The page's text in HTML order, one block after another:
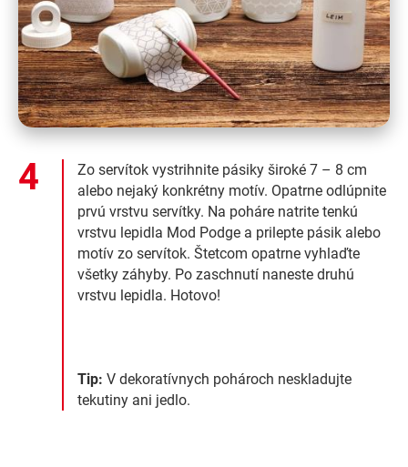
Zo servítok vystrihnite pásiky široké 7 – 8 cm
alebo nejaký konkrétny motív. Opatrne odlúpnite
prvú vrstvu servítky. Na poháre natrite tenkú
vrstvu lepidla Mod Podge a prilepte pásik alebo
motív zo servítok. Štetcom opatrne vyhlaďte
všetky záhyby. Po zaschnutí naneste druhú
vrstvu lepidla. Hotovo!
Tip: V dekoratívnych pohároch neskladujte
tekutiny ani jedlo.